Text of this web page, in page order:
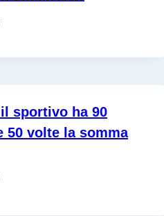
sportivo ha 90
50 volte la somma